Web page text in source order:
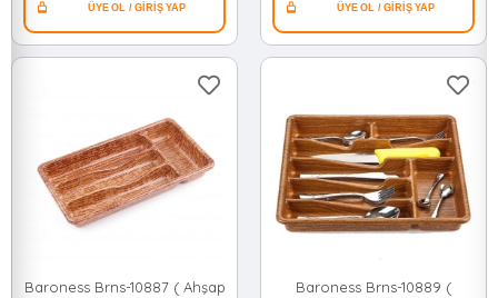
Baroness Brns-10887 ( Ahşap
Baroness Brns-10889 (